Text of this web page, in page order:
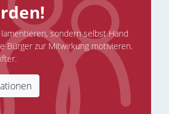
sondern selbst Hand
Bürger zur Mitwirkung motivieren.